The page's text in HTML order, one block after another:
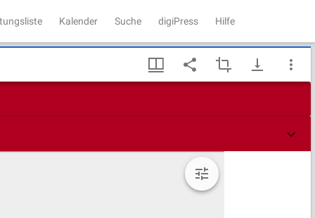
Kalender Suche digiPress Hilfe